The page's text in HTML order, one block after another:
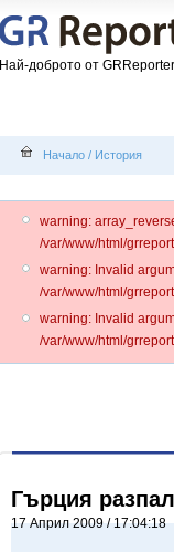
Най-доброто от GRReporter
Начало / История
warning:
/var/www/html/
warning: Invalid
/var/www/html/
warning: Invalid
/var/www/html/
Гърция
17 Април 2009 / 17:04:18